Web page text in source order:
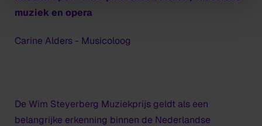
muziek en opera
Carine Alders - Musicoloog
De Wim Steyerberg Muziekprijs geldt als een
belangrijke erkenning binnen de Nederlandse